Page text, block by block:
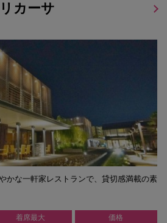
カーサ
着席最大 価格
かな一軒家レストランで、貸切感満載の素